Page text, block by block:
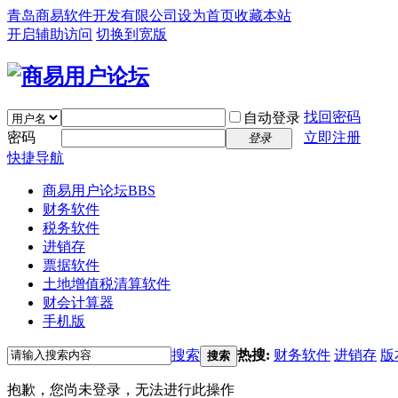
青岛商易软件开发有限公司 设为首页收藏本站
开启辅助访问 切换到宽版
自动登录 找回密码
密码
登录
立即注册
快捷导航
商易用户论坛BBS
财务软件
税务软件
进销存
票据软件
土地增值税清算软件
财会计算器
手机版
搜索 搜索 热搜: 财务软件 进销存 版
抱歉，您尚未登录，无法进行此操作